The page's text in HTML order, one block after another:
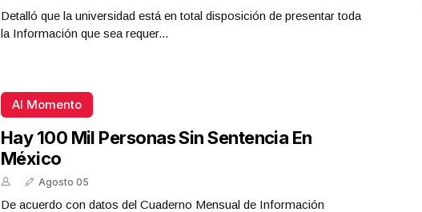
Detalló que la universidad está en total disposición de presentar toda
la Información que sea requer...
Al Momento
Hay 100 Mil Personas Sin Sentencia En
México
Agosto 05
De acuerdo con datos del Cuaderno Mensual de Información